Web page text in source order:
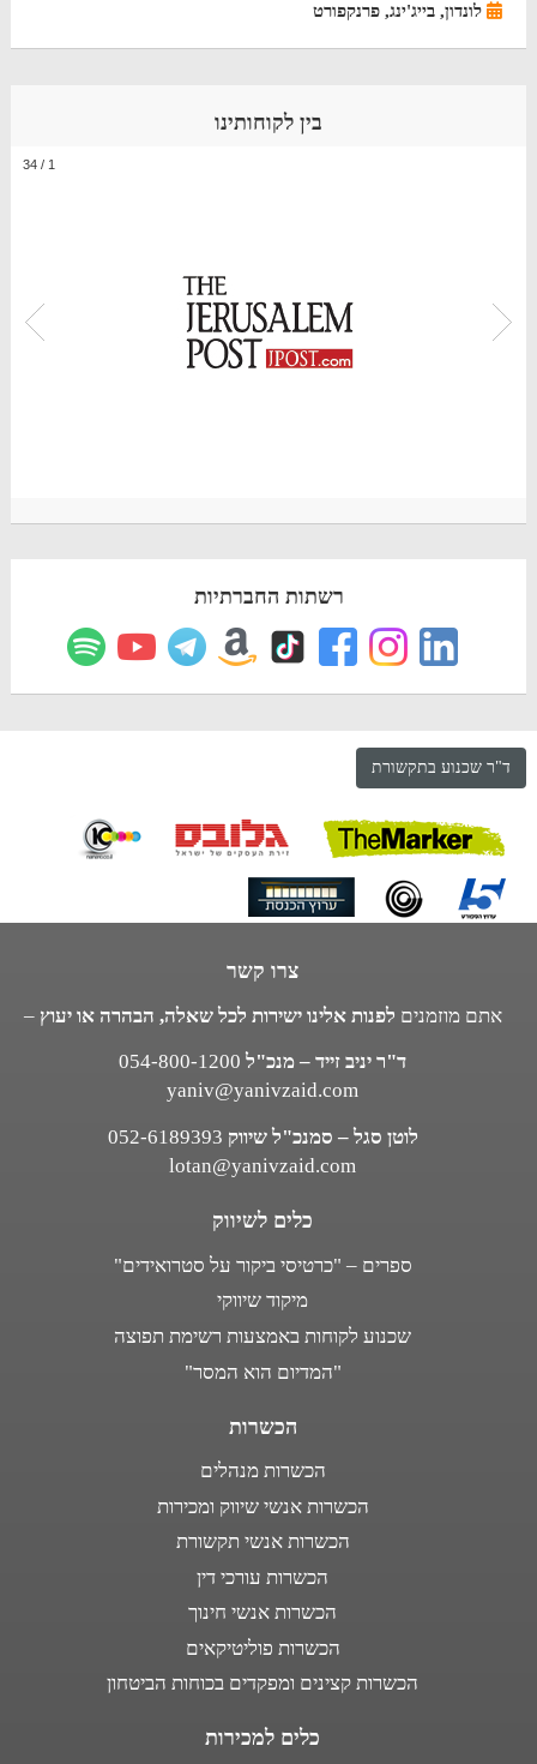
לונדון, בייג'ינג, פרנקפורט
בין לקוחותינו
1
/
34
רשתות החברתיות
ד"ר שכנוע בתקשורת
צרו קשר
אתם מוזמנים לפנות אלינו ישירות לכל שאלה, הבהרה או יעוץ –
ד"ר יניב זייד – מנכ"ל 054-800-1200
yaniv@yanivzaid.com
לוטן סגל – סמנכ"ל שיווק 052-6189393
lotan@yanivzaid.com
כלים לשיווק
ספרים – "כרטיסי ביקור על סטרואידים"
מיקוד שיווקי
שכנוע לקוחות באמצעות רשימת תפוצה
"המדיום הוא המסר"
הכשרות
הכשרות מנהלים
הכשרות אנשי שיווק ומכירות
הכשרות אנשי תקשורת
הכשרות עורכי דין
הכשרות אנשי חינוך
הכשרות פוליטיקאים
הכשרות קצינים ומפקדים בכוחות הביטחון
כלים למכירות